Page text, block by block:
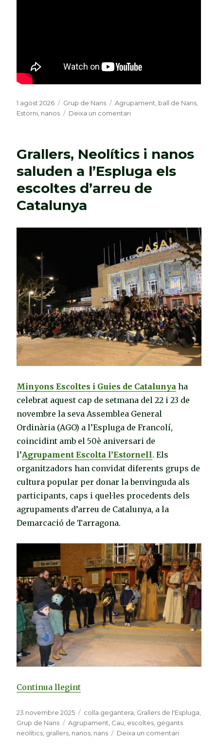
Publicat
el
1 agost 2026 Categories
Grup de Nans Etiquetes
Agrupament ball de Nans
Estorni nanos Deixa un comentari
l’iman
les
desenes
Postres
Grallers, Neolítics i nanos
saluden a l’Espluga els
escoltes d’arreu de
Catalunya
Minyons Escoltes i Guies de Catalunya ha
celebrat aquest cap de setmana del 22 i 23 de
novembre la seva Assemblea General
Ordinària (AGO) a l’Espluga de Francolí,
coincidint amb el 50è aniversari de
l’Agrupament Escolta l’Estornell. Els
organitzadors han convidat diferents grups de
cultura popular per donar la benvinguda als
participants, caps i quel·les procedents dels
agrupaments d’arreu de Catalunya, a la
Demarcació de Tarragona.
Continua llegint
Publicat
el
23 novembre 2025 Categories
colla gegantera Grallers de l'Espluga
Grup de Nans
Etiquetes
Agrupament Cau escoltes gegants
neolítics grallers nanos nans Deixa un comentari